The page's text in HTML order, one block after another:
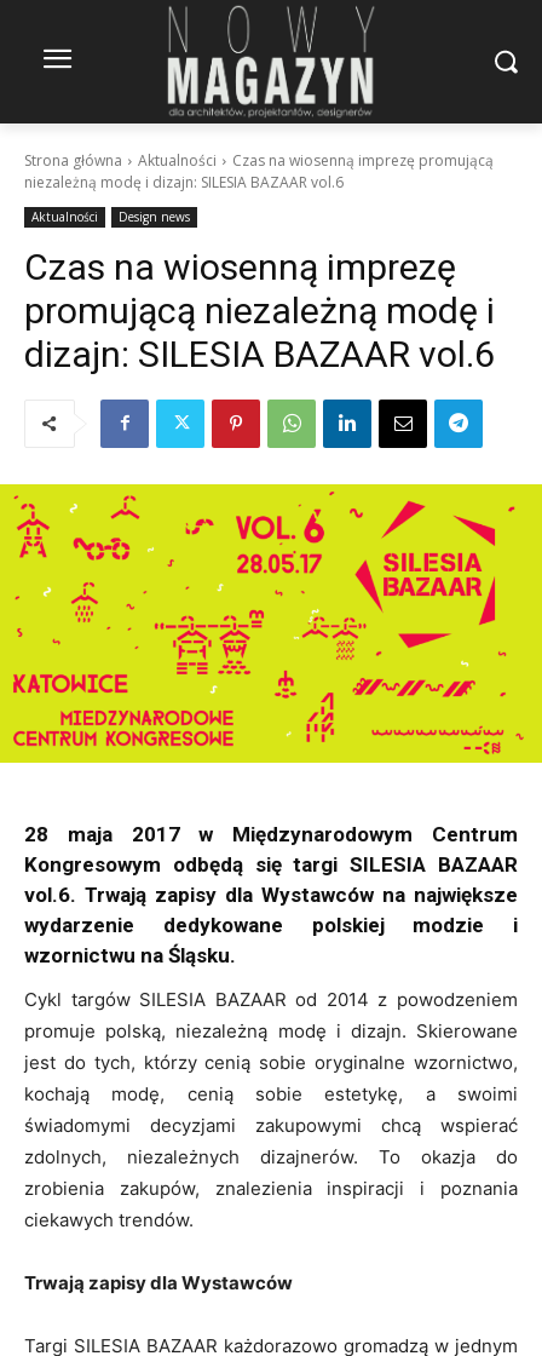
Strona główna Aktualności
Czas na wiosenną imprezę promującą
niezależną modę i dizajn: SILESIA BAZAAR vol.6
Aktualności Design news
Czas na wiosenną imprezę
promującą niezależną modę i
dizajn: SILESIA BAZAAR vol.6
28 maja 2017 w Międzynarodowym Centrum
Kongresowym odbędą się targi SILESIA BAZAAR
vol.6. Trwają zapisy dla Wystawców na największe
wydarzenie dedykowane polskiej modzie i
wzornictwu na Śląsku.
Cykl targów SILESIA BAZAAR od 2014 z powodzeniem
promuje polską, niezależną modę i dizajn. Skierowane
jest do tych, którzy cenią sobie oryginalne wzornictwo,
kochają modę, cenią sobie estetykę, a swoimi
świadomymi decyzjami zakupowymi chcą wspierać
zdolnych, niezależnych dizajnerów. To okazja do
zrobienia zakupów, znalezienia inspiracji i poznania
ciekawych trendów.
Trwają zapisy dla Wystawców
Targi SILESIA BAZAAR każdorazowo gromadzą w jednym